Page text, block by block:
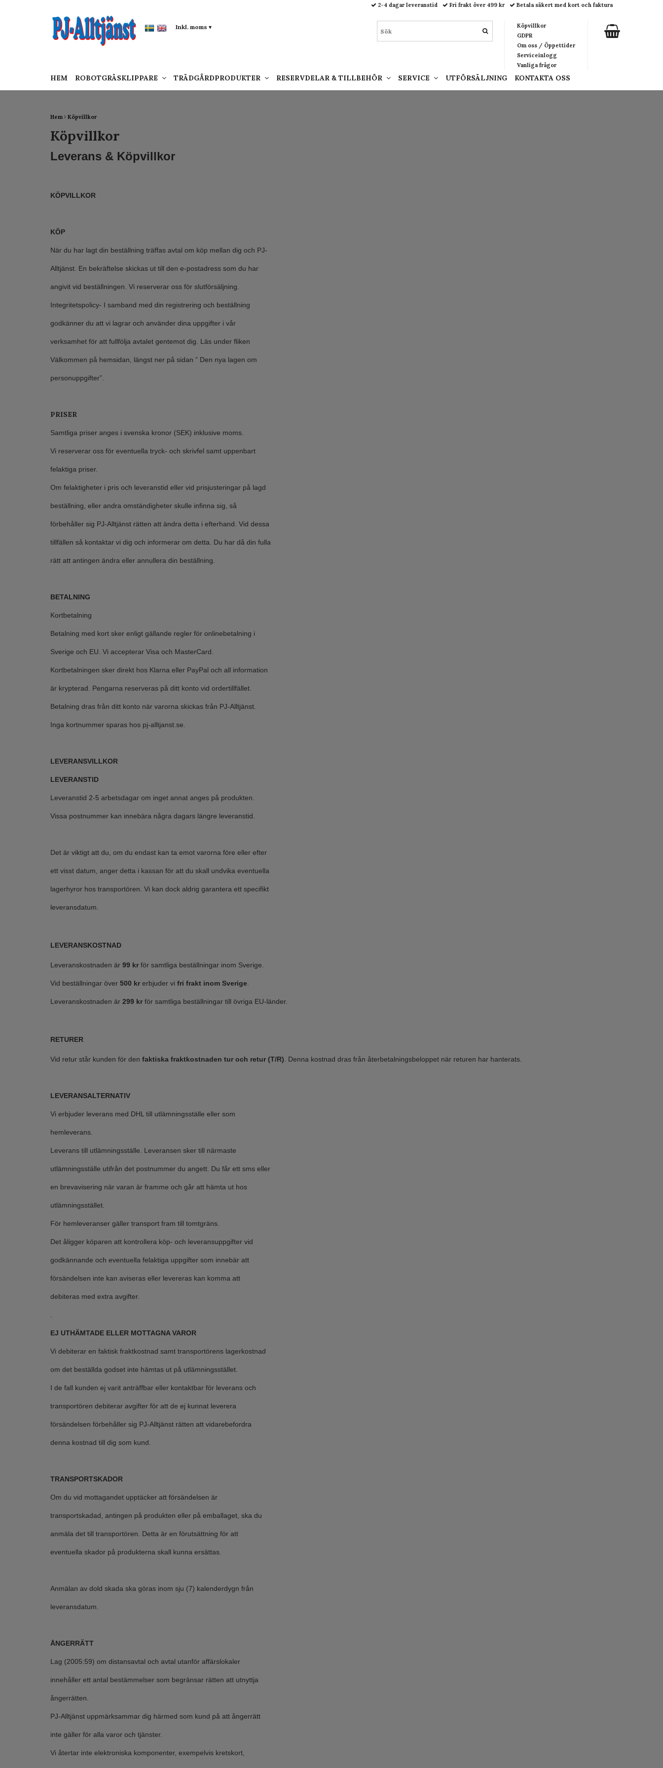
Hem Köpvillkor
Köpvillkor
Leverans & Köpvillkor
KÖPVILLKOR
KÖP
När du har lagt din beställning träffas avtal om köp mellan dig och PJ-
Alltjänst. En bekräftelse skickas ut till den e-postadress som du har
angivit vid beställningen. Vi reserverar oss för slutförsäljning.
Integritetspolicy- I samband med din registrering och beställning
godkänner du att vi lagrar och använder dina uppgifter i vår
verksamhet för att fullfölja avtalet gentemot dig. Läs under fliken
Välkommen på hemsidan, längst ner på sidan ” Den nya lagen om
personuppgifter”.
PRISER
Samtliga priser anges i svenska kronor (SEK) inklusive moms.
Vi reserverar oss för eventuella tryck- och skrivfel samt uppenbart
felaktiga priser.
Om felaktigheter i pris och leveranstid eller vid prisjusteringar på lagd
beställning, eller andra omständigheter skulle infinna sig, så
förbehåller sig PJ-Alltjänst rätten att ändra detta i efterhand. Vid dessa
tillfällen så kontaktar vi dig och informerar om detta. Du har då din fulla
rätt att antingen ändra eller annullera din beställning.
BETALNING
Kortbetalning
Betalning med kort sker enligt gällande regler för onlinebetalning i
Sverige och EU. Vi accepterar Visa och MasterCard.
Kortbetalningen sker direkt hos Klarna eller PayPal och all information
är krypterad. Pengarna reserveras på ditt konto vid ordertillfället.
Betalning dras från ditt konto när varorna skickas från PJ-Alltjänst.
Inga kortnummer sparas hos pj-alltjanst.se.
LEVERANSVILLKOR
LEVERANSTID
Leveranstid 2-5 arbetsdagar om inget annat anges på produkten.
Vissa postnummer kan innebära några dagars längre leveranstid.
Det är viktigt att du, om du endast kan ta emot varorna före eller efter
ett visst datum, anger detta i kassan för att du skall undvika eventuella
lagerhyror hos transportören. Vi kan dock aldrig garantera ett specifikt
leveransdatum.
LEVERANSKOSTNAD
Leveranskostnaden är 99 kr för samtliga beställningar inom Sverige.
Vid beställningar över 500 kr erbjuder vi fri frakt inom Sverige
Leveranskostnaden är 299 kr för samtliga beställningar till övriga EU-länder.
RETURER
Vid retur står kunden för den faktiska fraktkostnaden tur och retur (T/R) . Denna kostnad dras från återbetalningsbeloppet när returen har hanterats.
LEVERANSALTERNATIV
Vi erbjuder leverans med DHL till utlämningsställe eller som
hemleverans.
Leverans till utlämningsställe. Leveransen sker till närmaste
utlämningsställe utifrån det postnummer du angett. Du får ett sms eller
en brevavisering när varan är framme och går att hämta ut hos
utlämningsstället.
För hemleveranser gäller transport fram till tomtgräns.
Det åligger köparen att kontrollera köp- och leveransuppgifter vid
godkännande och eventuella felaktiga uppgifter som innebär att
försändelsen inte kan aviseras eller levereras kan komma att
debiteras med extra avgifter.
EJ UTHÄMTADE ELLER MOTTAGNA VAROR
Vi debiterar en faktisk fraktkostnad samt transportörens lagerkostnad
om det beställda godset inte hämtas ut på utlämningsstället.
I de fall kunden ej varit anträffbar eller kontaktbar för leverans och
transportören debiterar avgifter för att de ej kunnat leverera
försändelsen förbehåller sig PJ-Alltjänst rätten att vidarebefordra
denna kostnad till dig som kund.
TRANSPORTSKADOR
Om du vid mottagandet upptäcker att försändelsen är
transportskadad, antingen på produkten eller på emballaget, ska du
anmäla det till transportören. Detta är en förutsättning för att
eventuella skador på produkterna skall kunna ersättas.
Anmälan av dold skada ska göras inom sju (7) kalenderdygn från
leveransdatum.
ÅNGERRÄTT
Lag (2005:59) om distansavtal och avtal utanför affärslokaler
innehåller ett antal bestämmelser som begränsar rätten att utnyttja
ångerrätten.
PJ-Alltjänst uppmärksammar dig härmed som kund på att ångerrätt
inte gäller för alla varor och tjänster.
Vi återtar inte elektroniska komponenter, exempelvis kretskort,
Inkl. moms ▾
2-4 dagar leveranstid Fri frakt över 499 kr Betala säkert med kort och faktura
Köpvillkor
GDPR
Om oss / Öppettider
Serviceinlogg
Vanliga frågor
HEM ROBOTGRÄSKLIPPARE TRÄDGÅRDPRODUKTER RESERVDELAR & TILLBEHÖR SERVICE UTFÖRSÄLJNING KONTAKTA OSS